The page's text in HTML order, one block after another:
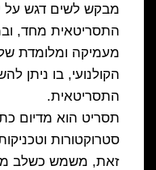
מבקש לשים דגש על
התסריטאית מחד,
מעמיקה ומלומדת של
הקולנועי, בו ניתן
התסריטאית.
תסריט הוא מדיום
סטרוקטורות
זאת, משמש כשלב